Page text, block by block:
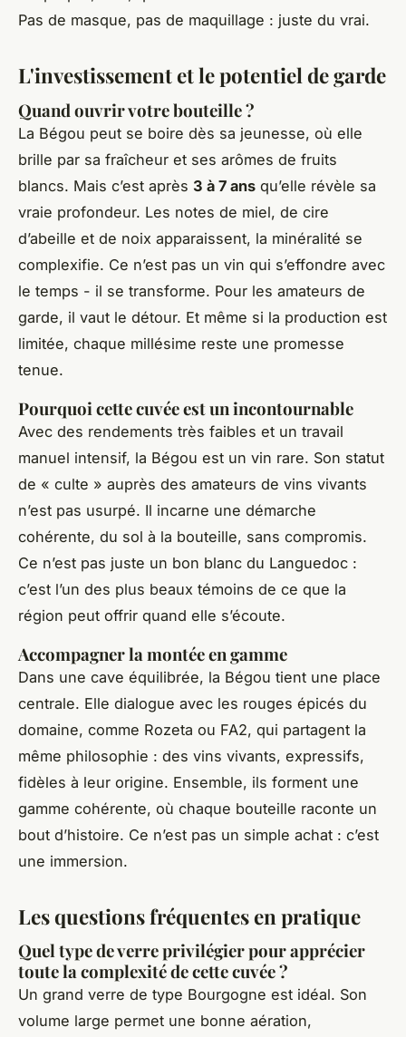
Pas de masque, pas de maquillage : juste du vrai.
L'investissement et le potentiel de garde
Quand ouvrir votre bouteille ?
La Bégou peut se boire dès sa jeunesse, où elle
brille par sa fraîcheur et ses arômes de fruits
blancs. Mais c’est après 3 à 7 ans qu’elle révèle sa
vraie profondeur. Les notes de miel, de cire
d’abeille et de noix apparaissent, la minéralité se
complexifie. Ce n’est pas un vin qui s’effondre avec
le temps - il se transforme. Pour les amateurs de
garde, il vaut le détour. Et même si la production est
limitée, chaque millésime reste une promesse
tenue.
Pourquoi cette cuvée est un incontournable
Avec des rendements très faibles et un travail
manuel intensif, la Bégou est un vin rare. Son statut
de « culte » auprès des amateurs de vins vivants
n’est pas usurpé. Il incarne une démarche
cohérente, du sol à la bouteille, sans compromis.
Ce n’est pas juste un bon blanc du Languedoc :
c’est l’un des plus beaux témoins de ce que la
région peut offrir quand elle s’écoute.
Accompagner la montée en gamme
Dans une cave équilibrée, la Bégou tient une place
centrale. Elle dialogue avec les rouges épicés du
domaine, comme Rozeta ou FA2, qui partagent la
même philosophie : des vins vivants, expressifs,
fidèles à leur origine. Ensemble, ils forment une
gamme cohérente, où chaque bouteille raconte un
bout d’histoire. Ce n’est pas un simple achat : c’est
une immersion.
Les questions fréquentes en pratique
Quel type de verre privilégier pour apprécier
toute la complexité de cette cuvée ?
Un grand verre de type Bourgogne est idéal. Son
volume large permet une bonne aération,